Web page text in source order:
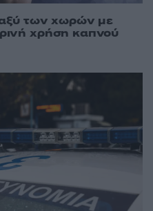
των χωρών με
χρήση καπνού